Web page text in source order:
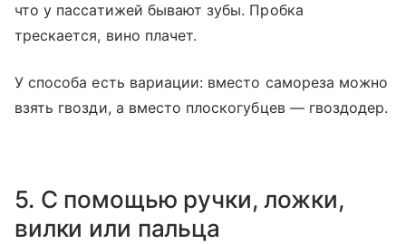
что у пассатижей бывают зубы. Пробка
трескается, вино плачет.
У способа есть вариации: вместо самореза можно
взять гвозди, а вместо плоскогубцев — гвоздодер.
5. С помощью ручки, ложки,
вилки или пальца